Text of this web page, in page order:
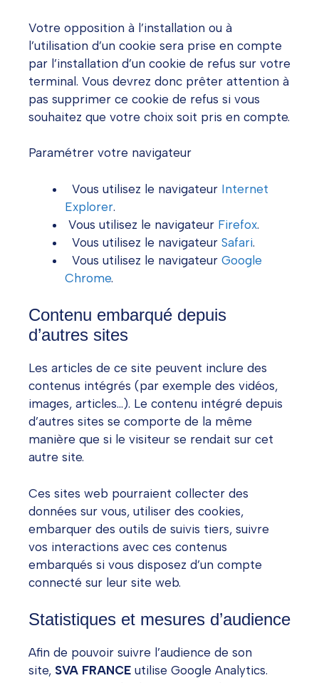
Votre opposition à l’installation ou à
l’utilisation d’un cookie sera prise en compte
par l’installation d’un cookie de refus sur votre
terminal. Vous devrez donc prêter attention à
pas supprimer ce cookie de refus si vous
souhaitez que votre choix soit pris en compte.
Paramétrer votre navigateur
Vous utilisez le navigateur Internet
Explorer.
Vous utilisez le navigateur Firefox.
Vous utilisez le navigateur Safari.
Vous utilisez le navigateur Google
Chrome.
Contenu embarqué depuis
d’autres sites
Les articles de ce site peuvent inclure des
contenus intégrés (par exemple des vidéos,
images, articles…). Le contenu intégré depuis
d’autres sites se comporte de la même
manière que si le visiteur se rendait sur cet
autre site.
Ces sites web pourraient collecter des
données sur vous, utiliser des cookies,
embarquer des outils de suivis tiers, suivre
vos interactions avec ces contenus
embarqués si vous disposez d’un compte
connecté sur leur site web.
Statistiques et mesures d’audience
Afin de pouvoir suivre l’audience de son
site, SVA FRANCE utilise Google Analytics.